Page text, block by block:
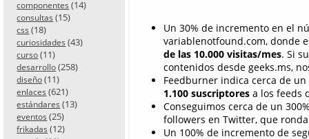
componentes (14)
consultas (15)
css (18)
curiosidades (43)
curso (11)
desarrollo (258)
diseño (11)
enlaces (621)
estándares (13)
eventos (25)
frikadas (12)
Un 30% de incremento en el
variablenotfound.com, donde
de las 10.000 visitas/mes. Si
contenidos desde geeks.ms,
Feedburner indica cerca de
1.100 suscriptores a los feeds
Conseguimos cerca de un
followers en Twitter, que
Un 100% de incremento de